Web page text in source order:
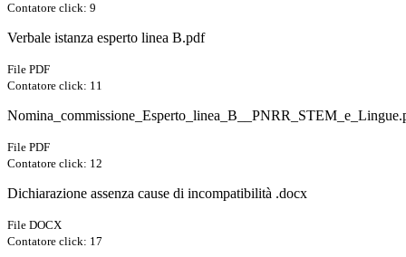
Contatore click: 9
Verbale istanza esperto linea B.pdf
File PDF
Contatore click: 11
File PDF
Contatore click: 12
Dichiarazione assenza cause di incompatibilità .docx
File DOCX
Contatore click: 17